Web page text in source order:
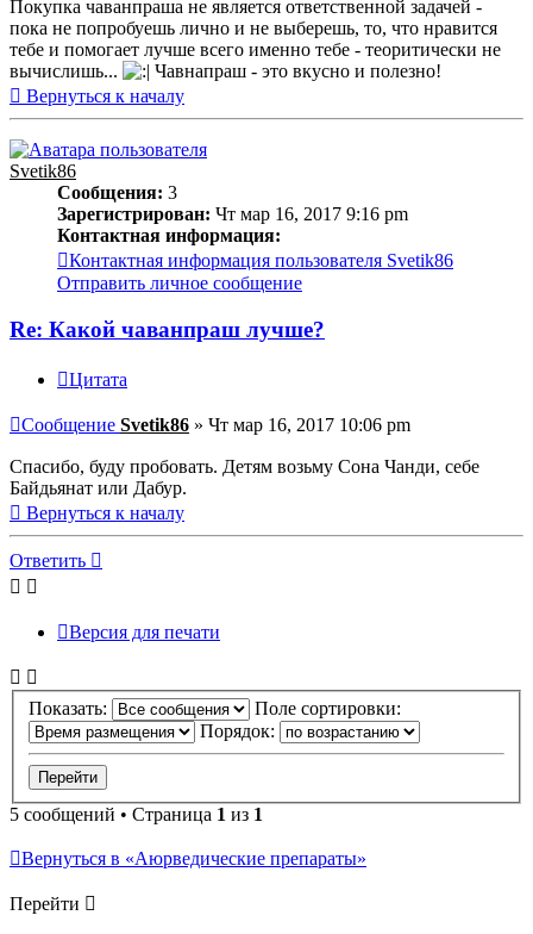
Покупка чаванпраша не является ответственной задачей -
пока не попробуешь лично и не выберешь, то, что нравится
тебе и помогает лучше всего именно тебе - теоритически не
вычислишь...
Чавнапраш - это вкусно и полезно!
Вернуться к началу
Svetik86
Сообщения: 3
Зарегистрирован: Чт мар 16, 2017 9:16 pm
Контактная информация:
Контактная информация пользователя Svetik86
Отправить личное сообщение
Re: Какой чаванпраш лучше?
Цитата
Сообщение Svetik86 » Чт мар 16, 2017 10:06 pm
Спасибо, буду пробовать. Детям возьму Сона Чанди, себе
Байдьянат или Дабур.
Вернуться к началу
Ответить
Версия для печати
Показать:
Поле сортировки:
Порядок:
5 сообщений • Страница 1 из 1
Вернуться в «Аюрведические препараты»
Перейти